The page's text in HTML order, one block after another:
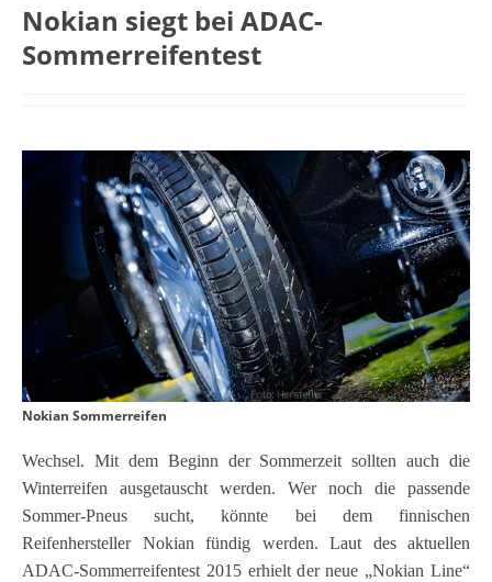
Nokian siegt bei ADAC-
Sommerreifentest
Nokian Sommerreifen
Wechsel. Mit dem Beginn der Sommerzeit sollten auch die
Winterreifen ausgetauscht werden. Wer noch die passende
Sommer-Pneus sucht, könnte bei dem finnischen
Reifenhersteller Nokian fündig werden. Laut des aktuellen
ADAC-Sommerreifentest 2015 erhielt der neue „Nokian Line“